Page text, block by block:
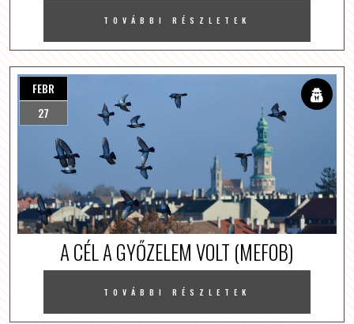
TOVÁBBI RÉSZLETEK
FEBR
27
A CÉL A GYŐZELEM VOLT (MEFOB)
TOVÁBBI RÉSZLETEK